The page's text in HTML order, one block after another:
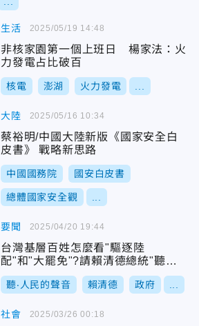
生活
非核家園第一個上班日 楊家法：火
力發電占比破百
核電 澎湖 火力發電
2025/05/19 14:48
大陸
蔡裕明/中國大陸新版《國家安全白
皮書》 戰略新思路
中國國務院 國安白皮書
總體國家安全觀
2025/05/16 10:34
要聞
台灣基層百姓怎麼看"驅逐陸
配"和"大罷免"?請賴清德總統"聽一
聽"別只搞鬥爭分裂
聽‧人民的聲音 賴清德 政府
2025/04/20 19:44
社會 2025/03/26 00:18